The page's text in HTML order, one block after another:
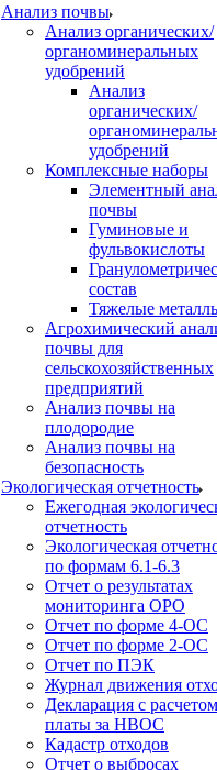
Анализ почвы
Анализ органических/
органоминеральных
удобрений
Анализ
органических/
удобрений
Комплексные наборы
Элементный
почвы
Гуминовые и
фульвокислоты
состав
Тяжелые
Агрохимический
почвы для
сельскохозяйственных
предприятий
Анализ почвы на
плодородие
Анализ почвы на
безопасность
Экологическая отчетность
Ежегодная
отчетность
Экологическая
по формам 6.1-6.3
Отчет о результатах
мониторинга ОРО
Отчет по форме 4-ОС
Отчет по форме 2-ОС
Отчет по ПЭК
Журнал движения
Декларация с расчетом
платы за НВОС
Кадастр отходов
Отчет о выбросах